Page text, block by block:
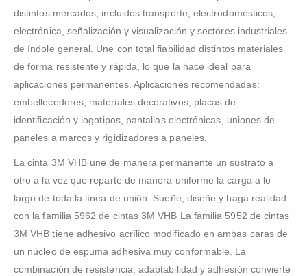
distintos mercados, incluidos transporte, electrodomésticos,
electrónica, señalización y visualización y sectores industriales
de índole general. Une con total fiabilidad distintos materiales
de forma resistente y rápida, lo que la hace ideal para
aplicaciones permanentes. Aplicaciones recomendadas:
embellecedores, materiales decorativos, placas de
identificación y logotipos, pantallas electrónicas, uniones de
paneles a marcos y rigidizadores a paneles.
La cinta 3M VHB une de manera permanente un sustrato a
otro a la vez que reparte de manera uniforme la carga a lo
largo de toda la línea de unión. Sueñe, diseñe y haga realidad
con la familia 5962 de cintas 3M VHB La familia 5952 de cintas
3M VHB tiene adhesivo acrílico modificado en ambas caras de
un núcleo de espuma adhesiva muy conformable. La
combinación de resistencia, adaptabilidad y adhesión convierte